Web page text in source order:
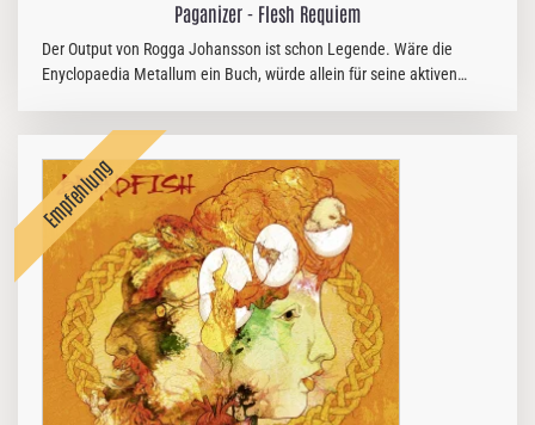
Paganizer - Flesh Requiem
Der Output von Rogga Johansson ist schon Legende. Wäre die
Enyclopaedia Metallum ein Buch, würde allein für seine aktiven